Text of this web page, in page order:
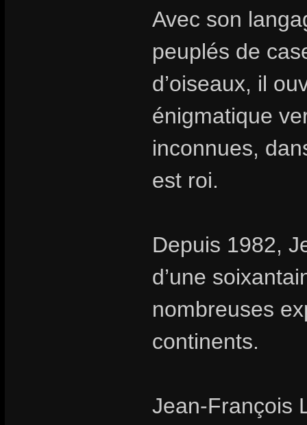
Avec son
peuplés de
d’oiseaux, il
énigmatique
inconnues,
est roi.
Depuis 1982,
d’une
nombreuses
continents.
Jean-François